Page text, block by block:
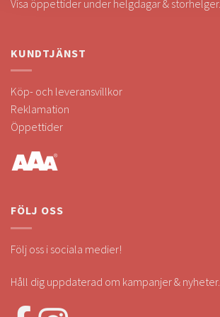
Visa öppettider under helgdagar & storhelger.
KUNDTJÄNST
Köp- och leveransvillkor
Reklamation
Öppettider
FÖLJ OSS
Följ oss i sociala medier!
Håll dig uppdaterad om kampanjer & nyheter.